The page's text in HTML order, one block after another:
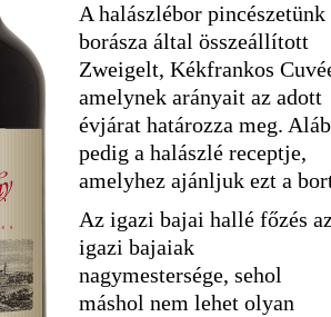
A halászlébor pincészetünk
borásza által összeállított
Zweigelt, Kékfrankos
amelynek arányait az adott
évjárat határozza meg.
pedig a halászlé receptje,
amelyhez ajánljuk ezt a
Az igazi bajai hallé főzés
igazi bajaiak
nagymestersége, sehol
máshol nem lehet olyan